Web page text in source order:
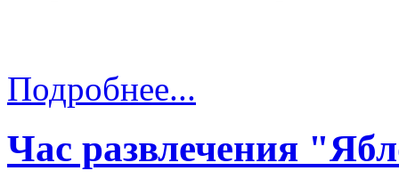
Подробнее...
Час развлечения